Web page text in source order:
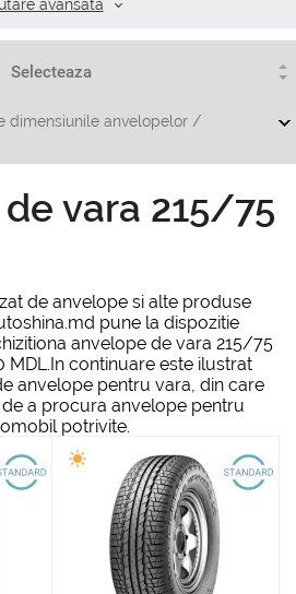
аvansata
dimensiunile anvelopelor /
vara 215/75
de anvelope si alte produse
pune la dispozitie
anvelope de vara 215/75
MDL.In continuare este ilustrat
anvelope pentru vara, din care
a procura anvelope pentru
potrivite.